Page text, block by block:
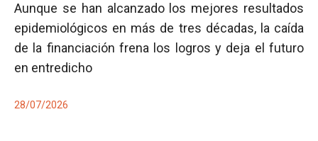
Aunque se han alcanzado los mejores resultados
epidemiológicos en más de tres décadas, la caída
de la financiación frena los logros y deja el futuro
en entredicho
28/07/2026